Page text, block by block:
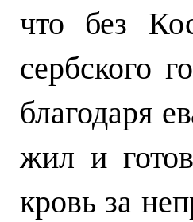
что без
сербского
благодаря
жил и
кровь за